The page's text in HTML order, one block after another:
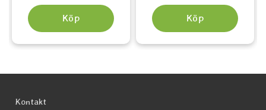
Köp Köp
Kontakt